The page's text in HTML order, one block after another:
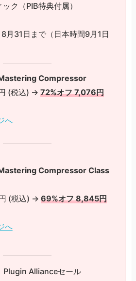
ク（PIB特典付属）
月31日まで（日本時間9月1日
Compressor
(税込) → 72%オフ 7,076円
へ
Compressor Class
(税込) → 69%オフ 8,845円
へ
Plugin Allianceセール